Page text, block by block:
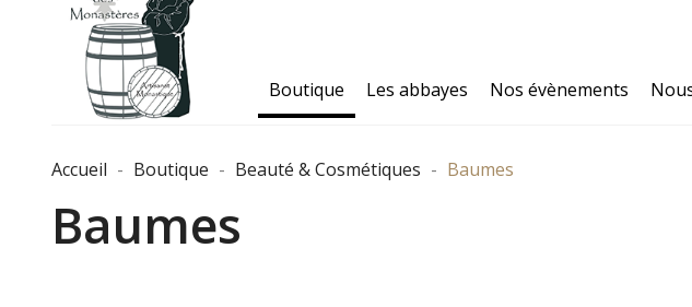
Boutique Les abbayes Nos évènements
Accueil Boutique Beauté & Cosmétiques Baumes
Baumes